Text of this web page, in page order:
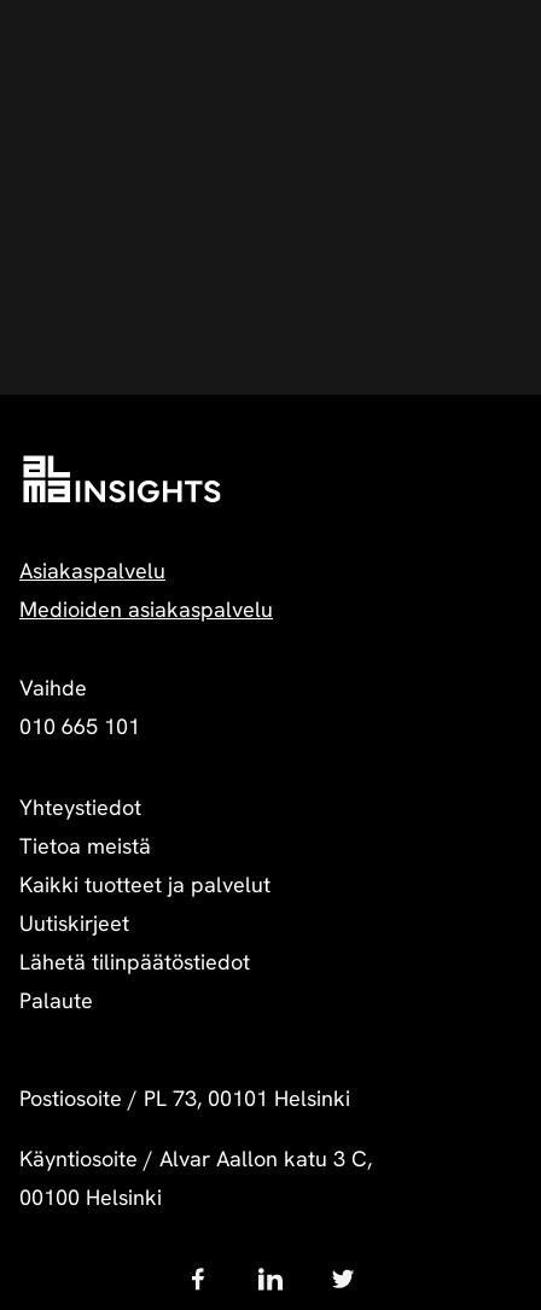
Asiakaspalvelu
Medioiden asiakaspalvelu
Vaihde
010 665 101
Yhteystiedot
Tietoa meistä
Kaikki tuotteet ja palvelut
Uutiskirjeet
Lähetä tilinpäätöstiedot
Palaute
Postiosoite / PL 73, 00101 Helsinki
Käyntiosoite / Alvar Aallon katu 3 C,
00100 Helsinki